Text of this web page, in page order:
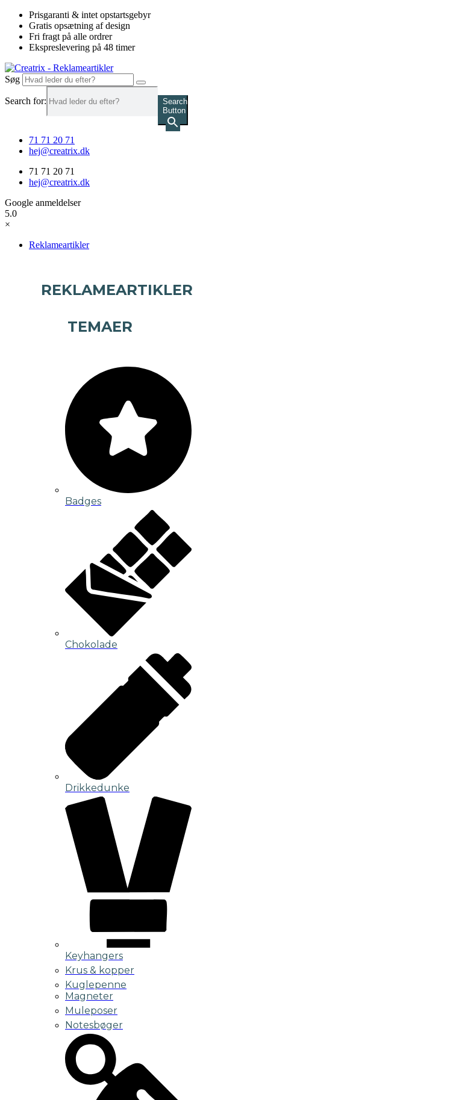
Videre
indhold
Prisgaranti & intet opstartsgebyr
Gratis opsætning af design
Fri fragt på alle ordrer
Ekspreslevering på 48 timer
Søg
Search for:
Search
Button
71 71 20 71
hej@creatrix.dk
71 71 20 71
hej@creatrix.dk
Google anmeldelser
5.0
×
Reklameartikler
REKLAMEARTIKLER
TEMAER
Badges
Chokolade
Drikkedunke
Keyhangers
Krus & kopper
Kuglepenne
Magneter
Muleposer
Notesbøger